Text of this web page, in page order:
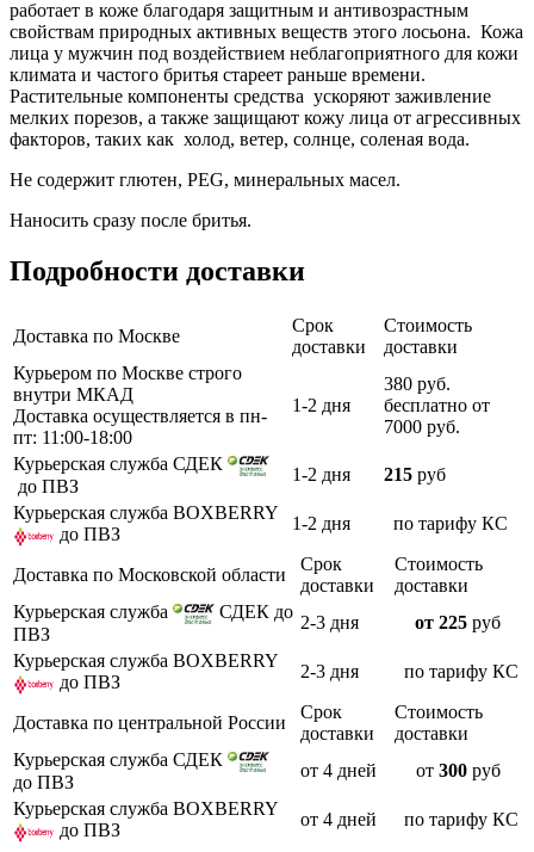
работает в коже благодаря защитным и антивозрастным
свойствам природных активных веществ этого лосьона. Кожа
лица у мужчин под воздействием неблагоприятного для кожи
климата и частого бритья стареет раньше времени.
Растительные компоненты средства ускоряют заживление
мелких порезов, а также защищают кожу лица от агрессивных
факторов, таких как холод, ветер, солнце, соленая вода.
Не содержит глютен, PEG, минеральных масел.
Наносить сразу после бритья.
Подробности доставки
Доставка по Москве
Срок
доставки
Стоимость
доставки
Курьером по Москве строго
внутри МКАД
Доставка осуществляется в пн-
пт: 11:00-18:00
1-2 дня
380 руб.
бесплатно от
7000 руб.
Курьерская служба СДЕК
до ПВЗ
1-2 дня 215 руб
Курьерская служба BOXBERRY
до ПВЗ
1-2 дня по тарифу КС
Доставка по Московской области
Срок
доставки
Стоимость
доставки
Курьерская служба
СДЕК до
ПВЗ
2-3 дня от 225 руб
Курьерская служба BOXBERRY
до ПВЗ
2-3 дня по тарифу КС
Доставка по центральной России
Срок
доставки
Стоимость
доставки
Курьерская служба СДЕК
до ПВЗ
от 4 дней от 300руб
Курьерская служба BOXBERRY
до ПВЗ
от 4 дней по тарифу КС